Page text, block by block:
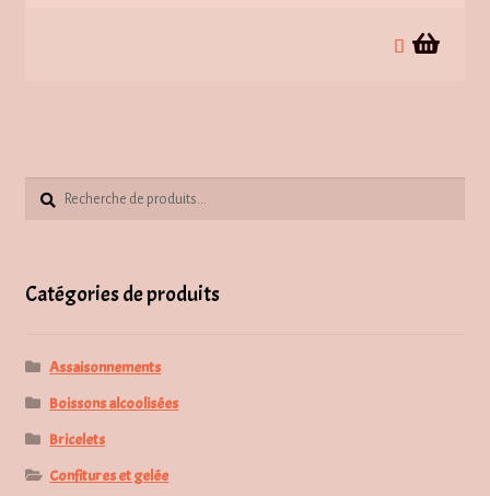
Recherche
Recherche
Catégories de produits
Assaisonnements
Boissons alcoolisées
Bricelets
Confitures et gelée